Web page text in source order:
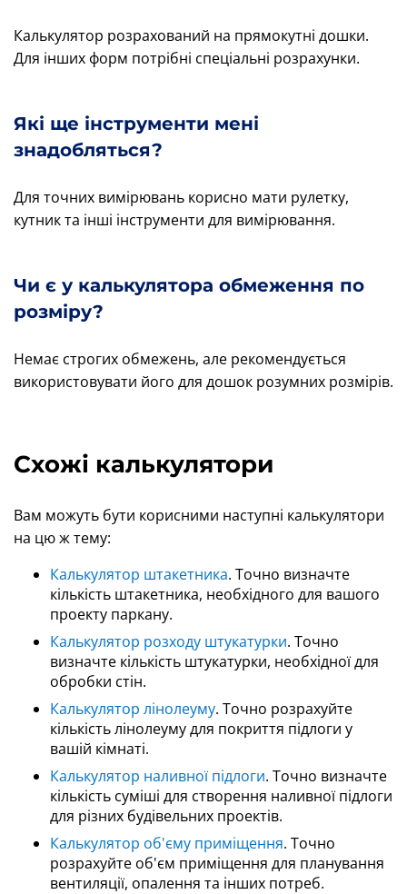
Калькулятор розрахований на прямокутні дошки.
Для інших форм потрібні спеціальні розрахунки.
Які ще інструменти мені
знадобляться?
Для точних вимірювань корисно мати рулетку,
кутник та інші інструменти для вимірювання.
Чи є у калькулятора обмеження по
розміру?
Немає строгих обмежень, але рекомендується
використовувати його для дошок розумних розмірів.
Схожі калькулятори
Вам можуть бути корисними наступні калькулятори
на цю ж тему:
Калькулятор штакетника. Точно визначте
кількість штакетника, необхідного для вашого
проекту паркану.
Калькулятор розходу штукатурки. Точно
визначте кількість штукатурки, необхідної для
обробки стін.
Калькулятор лінолеуму. Точно розрахуйте
кількість лінолеуму для покриття підлоги у
вашій кімнаті.
Калькулятор наливної підлоги. Точно визначте
кількість суміші для створення наливної підлоги
для різних будівельних проектів.
Калькулятор об'єму приміщення. Точно
розрахуйте об'єм приміщення для планування
вентиляції, опалення та інших потреб.